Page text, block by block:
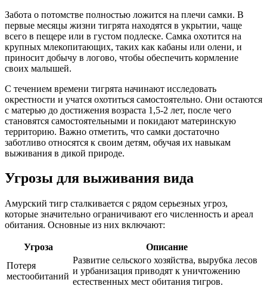
Забота о потомстве полностью ложится на плечи самки. В
первые месяцы жизни тигрята находятся в укрытии, чаще
всего в пещере или в густом подлеске. Самка охотится на
крупных млекопитающих, таких как кабаны или олени, и
приносит добычу в логово, чтобы обеспечить кормление
своих малышей.
С течением времени тигрята начинают исследовать
окрестности и учатся охотиться самостоятельно. Они остаются
с матерью до достижения возраста 1,5-2 лет, после чего
становятся самостоятельными и покидают материнскую
территорию. Важно отметить, что самки достаточно
заботливо относятся к своим детям, обучая их навыкам
выживания в дикой природе.
Угрозы для выживания вида
Амурский тигр сталкивается с рядом серьезных угроз,
которые значительно ограничивают его численность и ареал
обитания. Основные из них включают:
Угроза
Описание
Потеря
местообитаний
Развитие сельского хозяйства, вырубка лесов
и урбанизация приводят к уничтожению
естественных мест обитания тигров.